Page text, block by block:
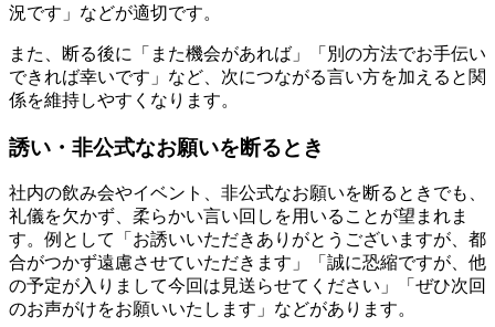
況です」などが適切です。
また、断る後に「また機会があれば」「別の方法でお手伝い
できれば幸いです」など、次につながる言い方を加えると関
係を維持しやすくなります。
誘い・非公式なお願いを断るとき
社内の飲み会やイベント、非公式なお願いを断るときでも、
礼儀を欠かず、柔らかい言い回しを用いることが望まれま
す。例として「お誘いいただきありがとうございますが、都
合がつかず遠慮させていただきます」「誠に恐縮ですが、他
の予定が入りまして今回は見送らせてください」「ぜひ次回
のお声がけをお願いいたします」などがあります。